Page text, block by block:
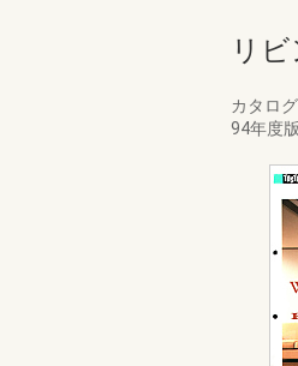
リ
カタロ
94年度